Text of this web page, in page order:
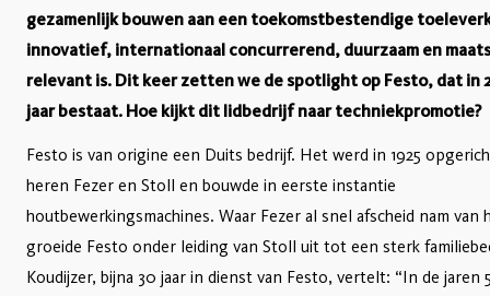
gezamenlijk bouwen aan een toekomstbestendige
innovatief, internationaal concurrerend, duurzaam en
relevant is. Dit keer zetten we de spotlight op Festo, dat in
jaar bestaat. Hoe kijkt dit lidbedrijf naar techniekpromotie?
Festo is van origine een Duits bedrijf. Het werd in 1925
heren Fezer en Stoll en bouwde in eerste instantie
houtbewerkingsmachines. Waar Fezer al snel afscheid nam van
groeide Festo onder leiding van Stoll uit tot een sterk
Koudijzer, bijna 30 jaar in dienst van Festo, vertelt: “In de jaren